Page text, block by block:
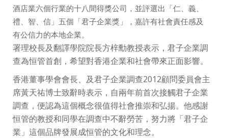
酒店業六個行業的十八間得獎公司，並評選出「仁、義、
禮、智、信」五個「君子企業獎」，嘉許有社會責任感及
有公信力的本地企業。
署理校長及翻譯學院院長方梓勳教授表示，君子企業調
查為恒管首創，希望對香港企業和社會帶來正面影響。
香港董事學會會長、及君子企業調查2012顧問委員會主
席黃天祐博士致辭時表示，自兩年前首次接觸君子企業
調查，便認為這個概念很值得社會推崇和弘揚。他感謝
恒管的教授和同學在調查中不辭勞苦，努力將「君子企
業」這個品牌發展成恒管的文化和理念。